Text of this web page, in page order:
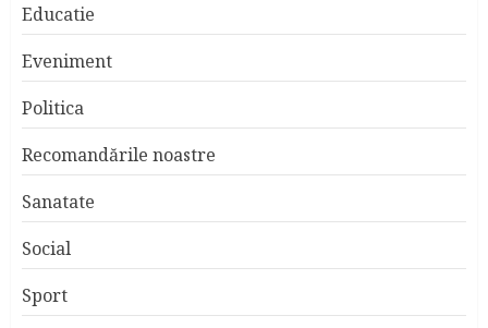
Educatie
Eveniment
Politica
Recomandările noastre
Sanatate
Social
Sport